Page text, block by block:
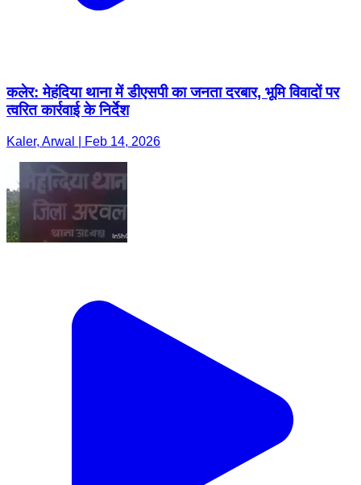
कलेर: मेहंदिया थाना में डीएसपी का जनता दरबार, भूमि विवादों पर
त्वरित कार्रवाई के निर्देश
Kaler, Arwal | Feb 14, 2026